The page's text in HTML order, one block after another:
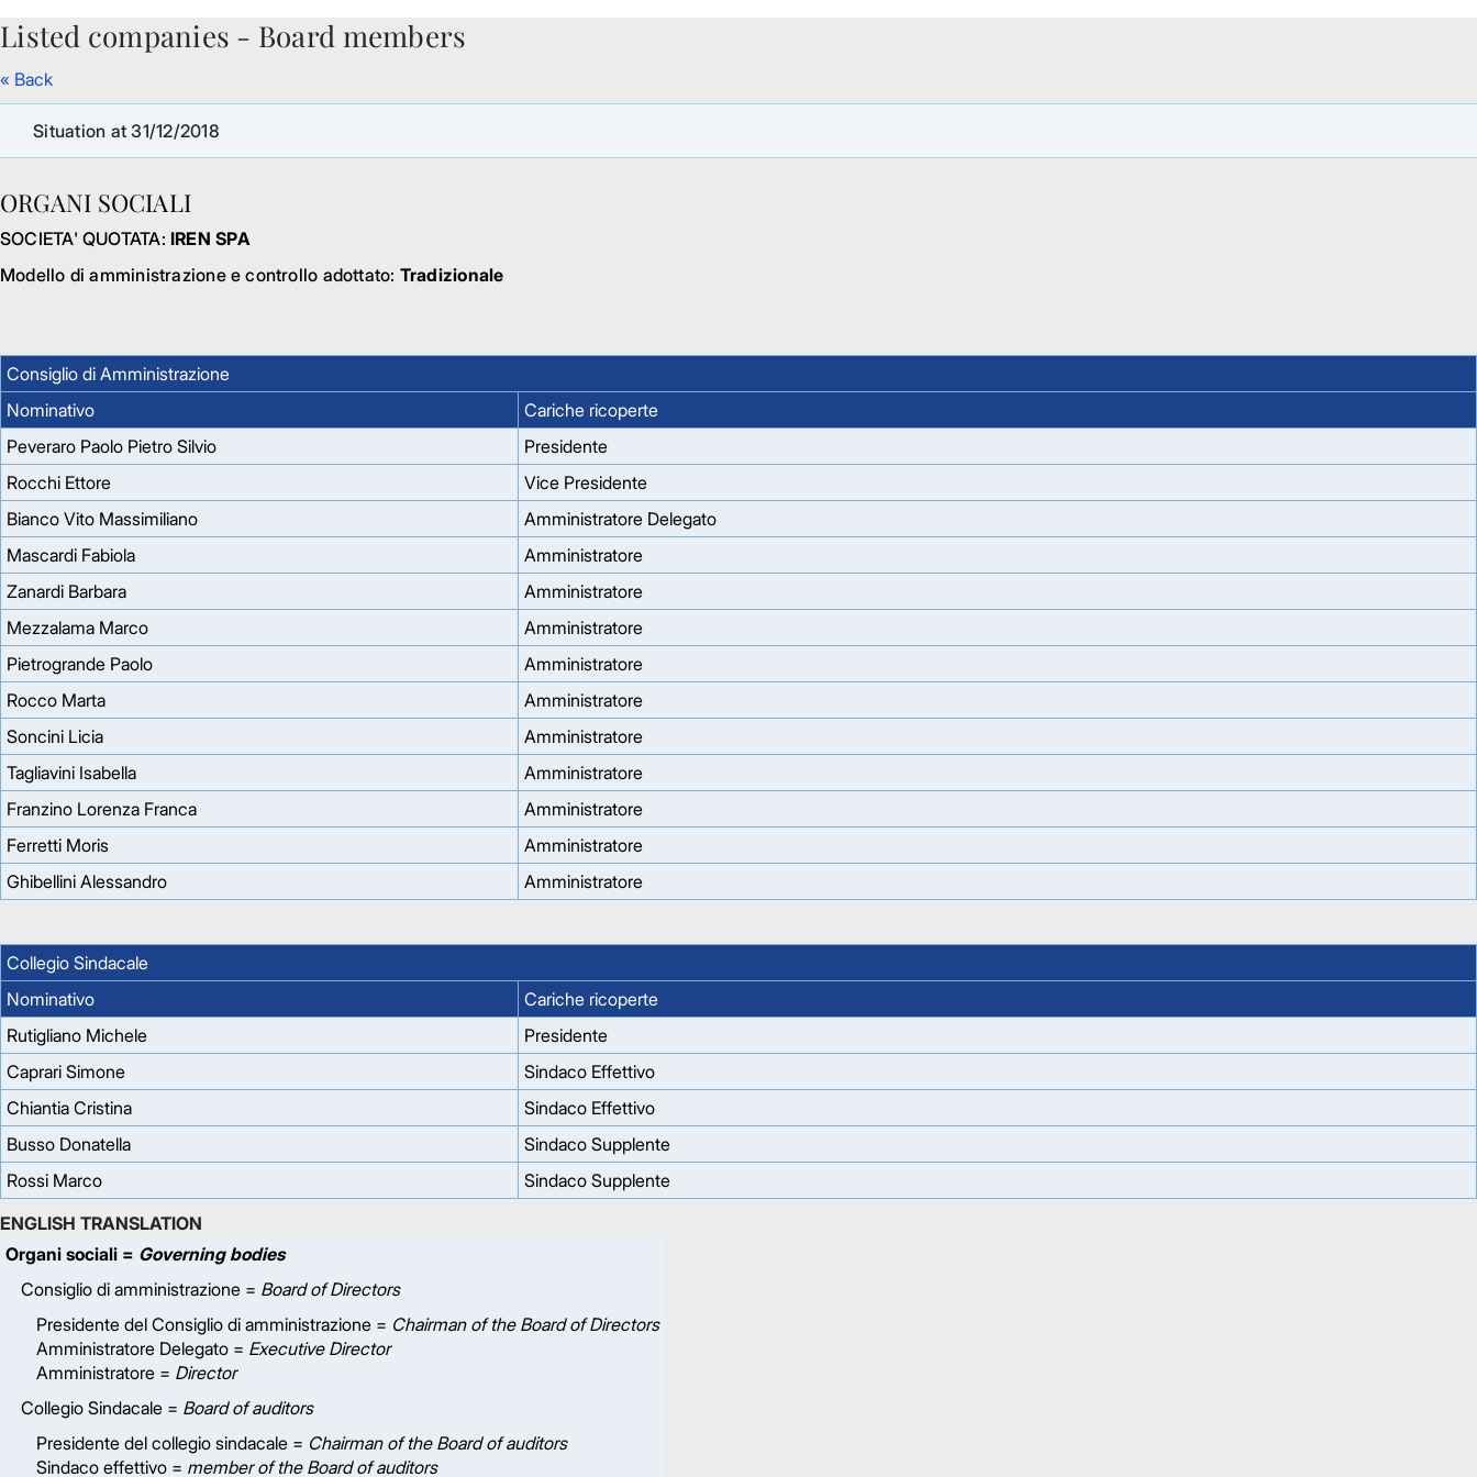
Skip to Main Content
Listed companies - Board members
« Back
Situation at 31/12/2018
ORGANI SOCIALI
SOCIETA' QUOTATA: IREN SPA
Modello di amministrazione e controllo adottato: Tradizionale
Consiglio di Amministrazione
Nominativo
Cariche ricoperte
Peveraro Paolo Pietro Silvio
Presidente
Rocchi Ettore
Vice Presidente
Bianco Vito Massimiliano
Amministratore Delegato
Mascardi Fabiola
Amministratore
Zanardi Barbara
Amministratore
Mezzalama Marco
Amministratore
Pietrogrande Paolo
Amministratore
Rocco Marta
Amministratore
Soncini Licia
Amministratore
Tagliavini Isabella
Amministratore
Franzino Lorenza Franca
Amministratore
Ferretti Moris
Amministratore
Ghibellini Alessandro
Amministratore
Collegio Sindacale
Nominativo
Cariche ricoperte
Rutigliano Michele
Presidente
Caprari Simone
Sindaco Effettivo
Chiantia Cristina
Sindaco Effettivo
Busso Donatella
Sindaco Supplente
Rossi Marco
Sindaco Supplente
ENGLISH TRANSLATION
Organi sociali = Governing bodies
Consiglio di amministrazione = Board of Directors
Presidente del Consiglio di amministrazione = Chairman of the Board of Directors
Amministratore Delegato = Executive Director
Amministratore = Director
Collegio Sindacale = Board of auditors
Presidente del collegio sindacale = Chairman of the Board of auditors
Sindaco effettivo = member of the Board of auditors